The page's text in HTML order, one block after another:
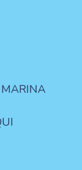
MARINA